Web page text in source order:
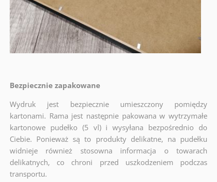
Bezpiecznie zapakowane
Wydruk jest bezpiecznie umieszczony pomiędzy
kartonami. Rama jest następnie pakowana w wytrzymałe
kartonowe pudełko (5 vl) i wysyłana bezpośrednio do
Ciebie. Ponieważ są to produkty delikatne, na pudełku
widnieje również stosowna informacja o towarach
delikatnych, co chroni przed uszkodzeniem podczas
transportu.